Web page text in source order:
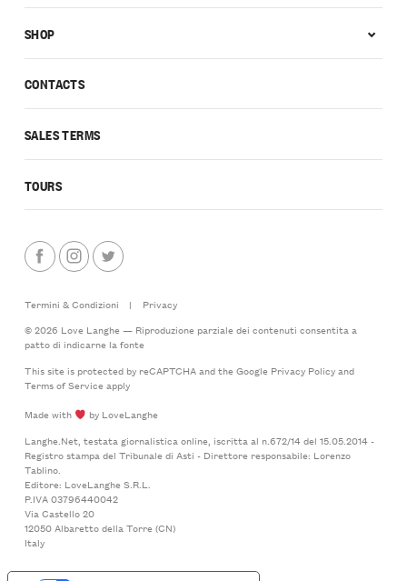
CONTACTS
SALES TERMS
TOURS
SHOP
Termini & Condizioni |
Privacy
© 2026 Love Langhe — Riproduzione parziale dei contenuti consentita a
patto di indicarne la fonte
This site is protected by reCAPTCHA and the Google Privacy Policyand
Terms of Serviceapply
Made with
by LoveLanghe
Langhe.Net, testata giornalistica online, iscritta al n.672/14 del 15.05.2014 -
Registro stampa del Tribunale di Asti - Direttore responsabile: Lorenzo
Tablino.
Editore: LoveLanghe S.R.L.
P.IVA 03796440042
Via Castello 20
12050 Albaretto della Torre (CN)
Italy